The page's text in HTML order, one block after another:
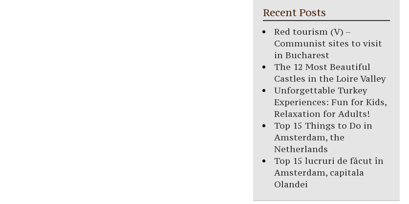
Recent Posts
Red tourism (V) –
Communist sites to visit
in Bucharest
The 12 Most Beautiful
Castles in the Loire Valley
Unforgettable Turkey
Experiences: Fun for Kids,
Relaxation for Adults!
Top 15 Things to Do in
Amsterdam, the
Netherlands
Top 15 lucruri de făcut în
Amsterdam, capitala
Olandei